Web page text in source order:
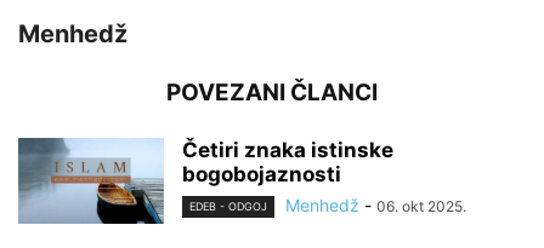
Menhedž
POVEZANI ČLANCI
Četiri znaka istinske
bogobojaznosti
EDEB - ODGOJ Menhedž - 06. okt 2025.